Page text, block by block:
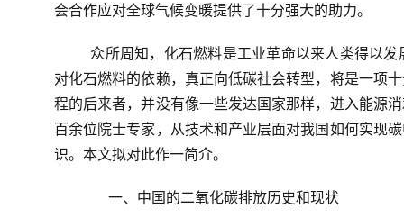
会合作应对全球气候变暖提供了十分强大的助力。
众所周知，化石燃料是工业革命以来人类得以
对化石燃料的依赖，真正向低碳社会转型，将是一项
程的后来者，并没有像一些发达国家那样，进入能源
百余位院士专家，从技术和产业层面对我国如何实现
识。本文拟对此作一简介。
一、中国的二氧化碳排放历史和现状